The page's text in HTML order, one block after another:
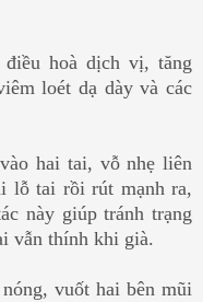
hoà dịch vị, tăng
loét dạ dày và các
hai tai, vỗ nhẹ liên
lỗ tai rồi rút mạnh ra,
này giúp tránh trạng
vẫn thính khi già.
vuốt hai bên mũi